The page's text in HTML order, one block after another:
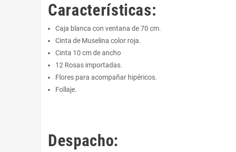
Características:
Caja blanca con ventana de 70 cm.
Cinta de Muselina color roja.
Cinta 10 cm de ancho
12 Rosas importadas.
Flores para acompañar hipéricos.
Follaje.
Despacho: